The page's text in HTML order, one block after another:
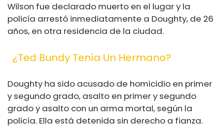
Wilson fue declarado muerto en el lugar y la
policía arrestó inmediatamente a Doughty, de 26
años, en otra residencia de la ciudad.
¿Ted Bundy Tenía Un Hermano?
Doughty ha sido acusado de homicidio en primer
y segundo grado, asalto en primer y segundo
grado y asalto con un arma mortal, según la
policía. Ella está detenida sin derecho a fianza.